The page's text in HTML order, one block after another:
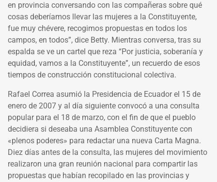
en provincia conversando con las compañeras sobre qué
cosas deberíamos llevar las mujeres a la Constituyente,
fue muy chévere, recogimos propuestas en todos los
campos, en todos”, dice Betty. Mientras conversa, tras su
espalda se ve un cartel que reza “Por justicia, soberanía y
equidad, vamos a la Constituyente”, un recuerdo de esos
tiempos de construcción constitucional colectiva.
Rafael Correa asumió la Presidencia de Ecuador el 15 de
enero de 2007 y al día siguiente convocó a una consulta
popular para el 18 de marzo, con el fin de que el pueblo
decidiera si deseaba una Asamblea Constituyente con
«plenos poderes» para redactar una nueva Carta Magna.
Diez días antes de la consulta, las mujeres del movimiento
realizaron una gran reunión nacional para compartir las
propuestas que habían recopilado en las provincias y